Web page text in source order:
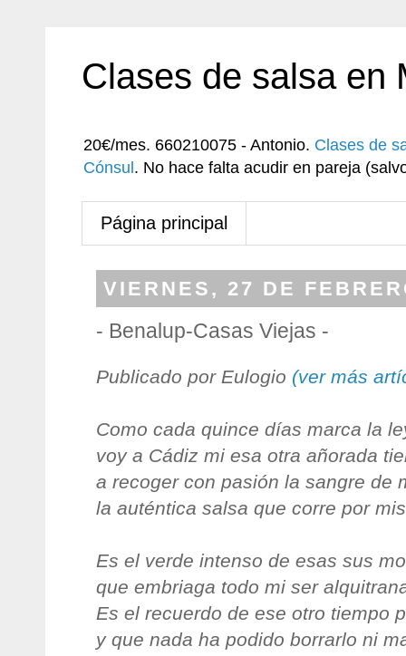
Clases de salsa en
20€/mes. 660210075 - Antonio. Clases de
Cónsul . No hace falta acudir en pareja
Página principal
VIERNES, 27 DE
- Benalup-Casas Viejas -
Publicado por Eulogio (ver más
Como cada quince días marca la
voy a Cádiz mi esa otra añorada
a recoger con pasión la sangre de
la auténtica salsa que corre por
Es el verde intenso de esas sus
que embriaga todo mi ser
Es el recuerdo de ese otro tiempo
y que nada ha podido borrarlo ni